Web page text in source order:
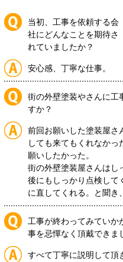
当初、工事を依頼する会
社にどんなことを期待さ
れていましたか？
安心感、丁寧な仕事。
街の外壁塗装やさんに工
すか？
前回お願いした塗装屋さ
しても来てもくれなか
願いしたかった。
街の外壁塗装屋さんはし
後にもしっかり点検して
に直してくれる。と聞き
工事が終わってみていか
事を忌憚なく頂戴できま
すべて丁寧に説明して頂